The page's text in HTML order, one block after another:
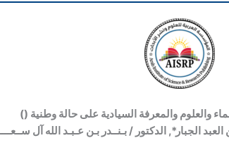
والعلوم والمعرفة السيادية على حالة وطنية (
)
الجبار*, الدكتور / بـنــدر بـن عـبـد الله آل